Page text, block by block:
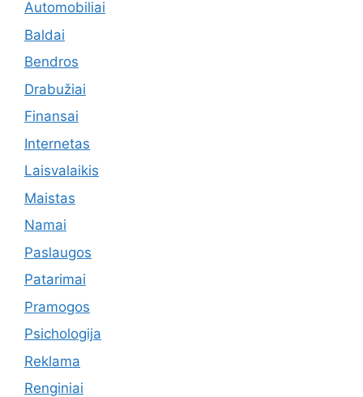
Automobiliai
Baldai
Bendros
Drabužiai
Finansai
Internetas
Laisvalaikis
Maistas
Namai
Paslaugos
Patarimai
Pramogos
Psichologija
Reklama
Renginiai